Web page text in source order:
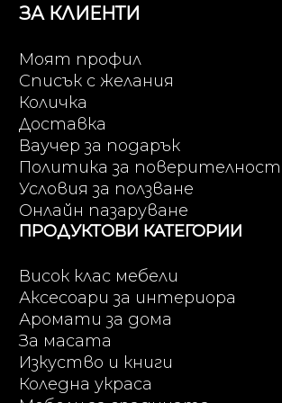
ЗА КЛИЕНТИ
Моят профил
Списък с желания
Количка
Доставка
Ваучер за подарък
Политика за поверителност
Условия за ползване
Онлайн пазаруване
ПРОДУКТОВИ КАТЕГОРИИ
Висок клас мебели
Аксесоари за интериора
Аромати за дома
За масата
Изкуство и книги
Коледна украса